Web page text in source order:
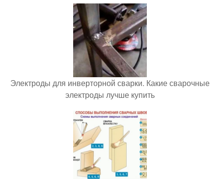
Электроды для инверторной сварки. Какие сварочные
электроды лучше купить